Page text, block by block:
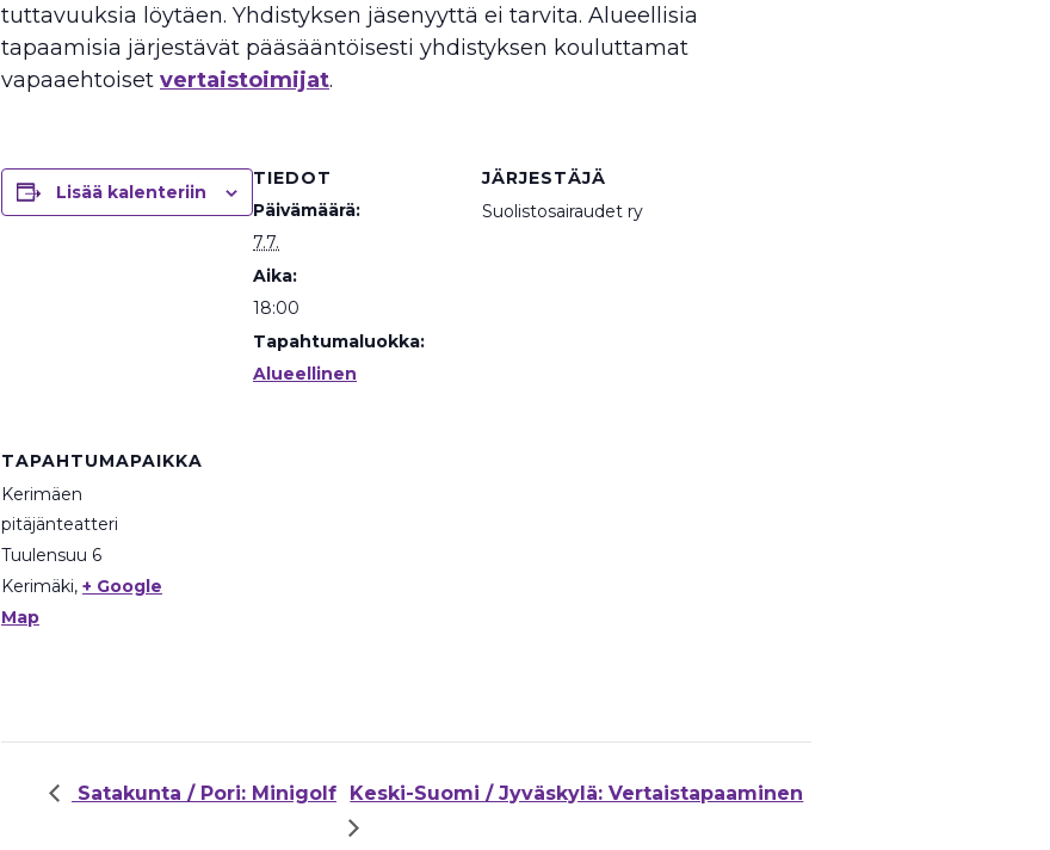
tuttavuuksia löytäen. Yhdistyksen jäsenyyttä ei tarvita. Alueellisia
tapaamisia järjestävät pääsääntöisesti yhdistyksen kouluttamat
vapaaehtoiset vertaistoimijat.
Lisää kalenteriin
TIEDOT
Päivämäärä:
7.7.
Aika:
18:00
Tapahtumaluokka:
Alueellinen
JÄRJESTÄJÄ
Suolistosairaudet ry
TAPAHTUMAPAIKKA
Kerimäen
pitäjänteatteri
Tuulensuu 6
Kerimäki, + Google
Map
Satakunta / Pori: Minigolf Keski-Suomi / Jyväskylä: Vertaistapaaminen